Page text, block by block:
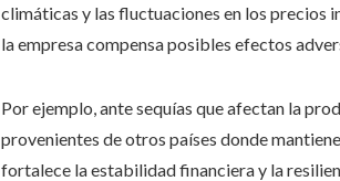
climáticas y las fluctuaciones en los precios
la empresa compensa posibles efectos
Por ejemplo, ante sequías que afectan la
provenientes de otros países donde
fortalece la estabilidad financiera y la